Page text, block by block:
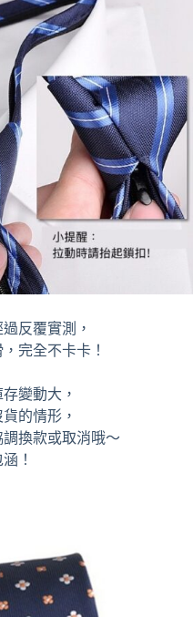
反覆實測，
完全不卡卡！
變動大，
的情形，
換款或取消哦～
！